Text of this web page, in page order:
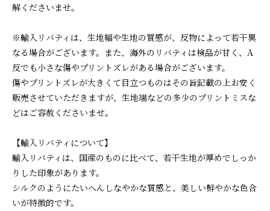
解くださいませ。
※輸入リバティは、生地幅や生地の質感が、反物によって若干異
なる場合がございます。また、海外のリバティは検品が甘く、A
反でも小さな傷やプリントズレがある場合がございます。
傷やプリントズレが大きくて目立つものはその旨記載の上お安く
販売させていただきますが、生地端などの多少のプリントミスな
どはご容赦くださいませ。
【輸入リバティについて】
輸入リバティは、国産のものに比べて、若干生地が厚めでしっか
りした印象があります。
シルクのようにたいへんしなやかな質感と、美しい鮮やかな色合
いが特徴的です。